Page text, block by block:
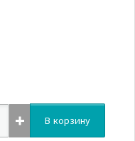
В корзину